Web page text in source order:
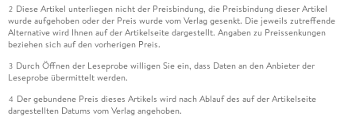
2 Diese Artikel unterliegen nicht der Preisbindung, die Preisbindung dieser Artikel
wurde aufgehoben oder der Preis wurde vom Verlag gesenkt. Die jeweils zutreffende
Alternative wird Ihnen auf der Artikelseite dargestellt. Angaben zu Preissenkungen
beziehen sich auf den vorherigen Preis.
3 Durch Öffnen der Leseprobe willigen Sie ein, dass Daten an den Anbieter der
Leseprobe übermittelt werden.
4 Der gebundene Preis dieses Artikels wird nach Ablauf des auf der Artikelseite
dargestellten Datums vom Verlag angehoben.